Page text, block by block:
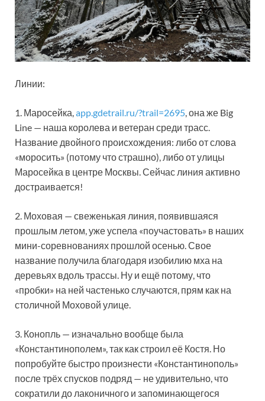
Линии:
1. Маросейка, app.gdetrail.ru/?trail=2695 , она же Big
Line — наша королева и ветеран среди трасс.
Название двойного происхождения: либо от слова
«моросить» (потому что страшно), либо от улицы
Маросейка в центре Москвы. Сейчас линия активно
достраивается!
2. Моховая — свеженькая линия, появившаяся
прошлым летом, уже успела «поучастовать» в наших
мини-соревнованиях прошлой осенью. Свое
название получила благодаря изобилию мха на
деревьях вдоль трассы. Ну и ещё потому, что
«пробки» на ней частенько случаются, прям как на
столичной Моховой улице.
3. Конопль — изначально вообще была
«Константинополем», так как строил её Костя. Но
попробуйте быстро произнести «Константинополь»
после трёх спусков подряд — не удивительно, что
сократили до лаконичного и запоминающегося